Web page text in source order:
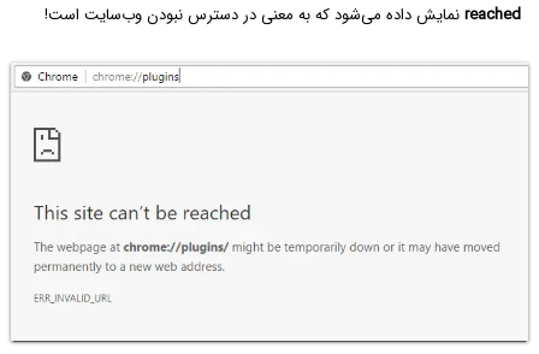
reachedنمایش داده می‌شود که به معنی در دسترس نبودن وب‌سایت است!